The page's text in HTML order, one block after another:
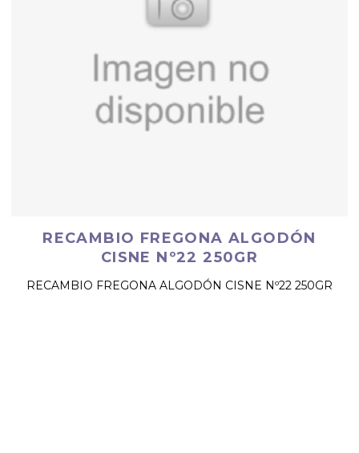
RECAMBIO FREGONA ALGODÓN
CISNE Nº22 250GR
RECAMBIO FREGONA ALGODÓN CISNE Nº22 250GR